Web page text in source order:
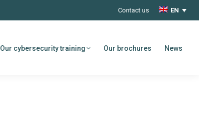
Contact us EN
Our cybersecurity training Our brochures News